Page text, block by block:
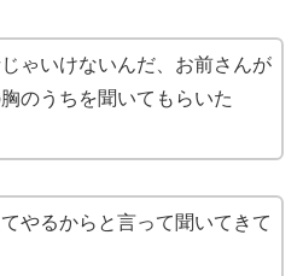
ゃいけないんだ、お前さんが
のうちを聞いてもらいた
やるからと言って聞いてきて